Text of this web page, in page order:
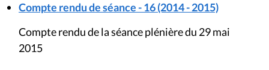
Compte rendu de séance - 16 (2014 - 2015)
Compte rendu de la séance plénière du 29 mai
2015